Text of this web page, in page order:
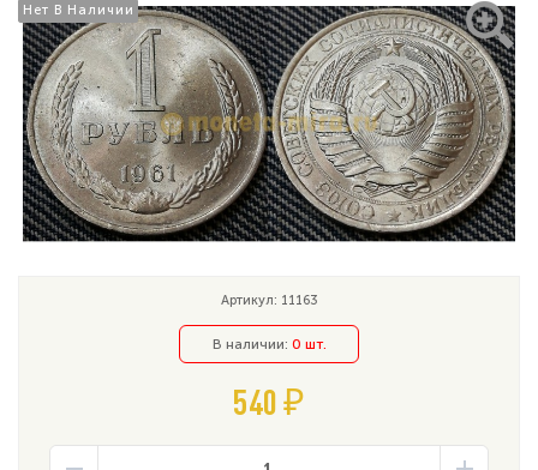
Нет В Наличии
Нет В Наличии
Артикул: 11163
В наличии: 0 шт.
540 ₽